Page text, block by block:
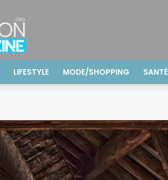
LIFESTYLE MODE/SHOPPING SANTÉ